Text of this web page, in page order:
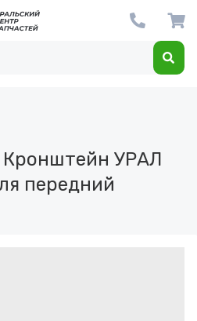
Кронштейн УРАЛ
передний